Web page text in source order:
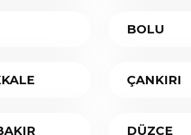
BOLU
ÇANKIRI
DÜZCE